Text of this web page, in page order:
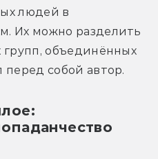
людей в
Их можно разделить
групп, объединённых
собой автор.